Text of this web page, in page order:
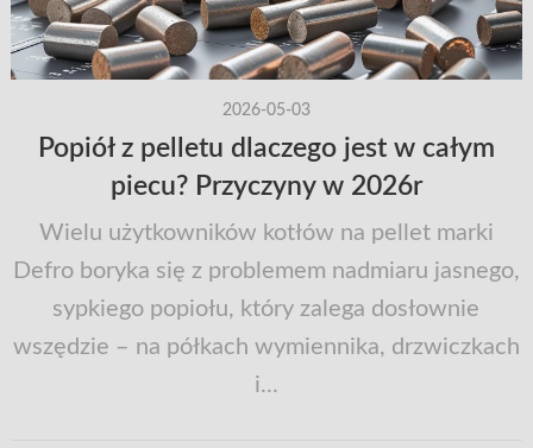
2026-05-03
Popiół z pelletu dlaczego jest w całym
piecu? Przyczyny w 2026r
Wielu użytkowników kotłów na pellet marki
Defro boryka się z problemem nadmiaru jasnego,
sypkiego popiołu, który zalega dosłownie
wszędzie – na półkach wymiennika, drzwiczkach
i...